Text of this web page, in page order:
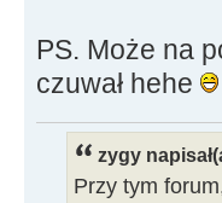
PS. Może na
czuwał hehe
zygy
Przy tym